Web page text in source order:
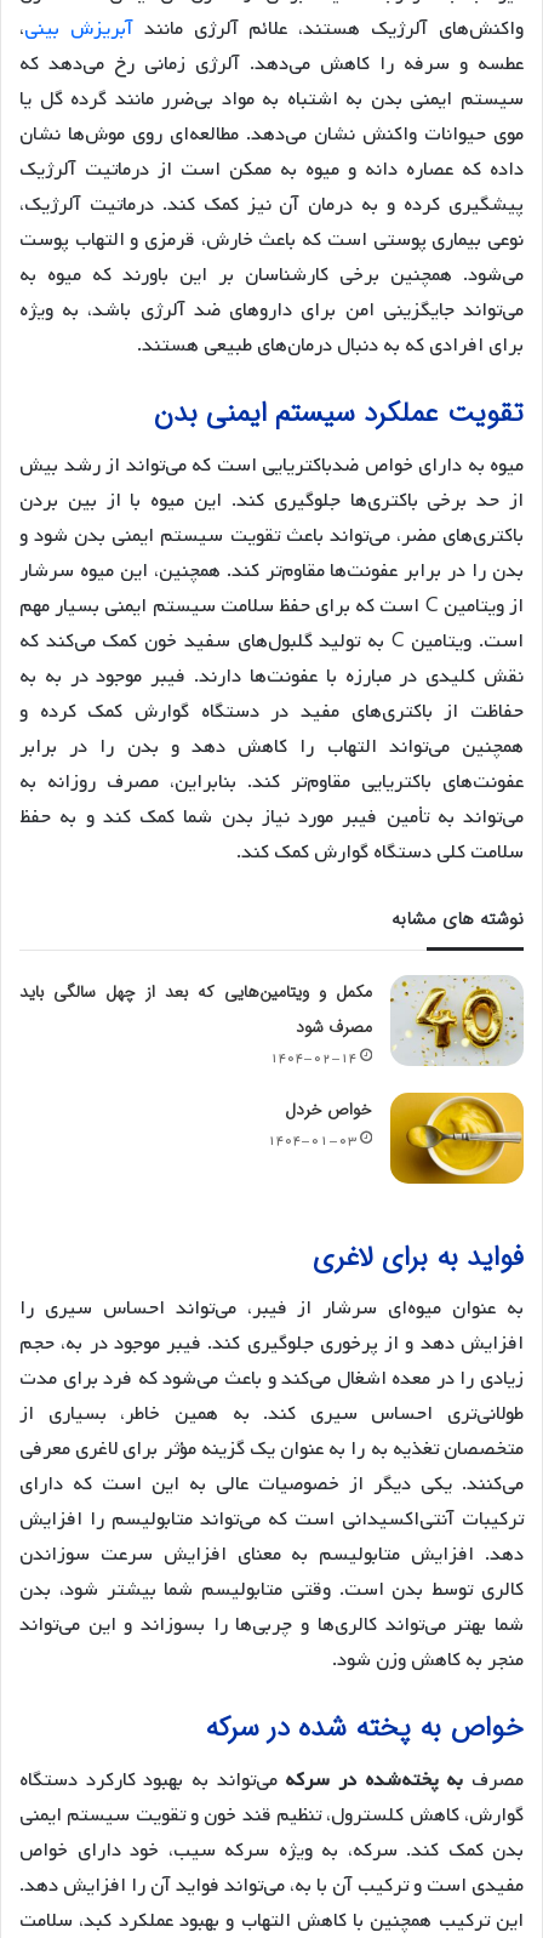
واکنش‌های آلرژیک هستند، علائم آلرژی مانندآبریزش بینی،
عطسه و سرفه را کاهش می‌دهد. آلرژی زمانی رخ می‌دهد که
سیستم ایمنی بدن به اشتباه به مواد بی‌ضرر مانند گرده گل یا
موی حیوانات واکنش نشان می‌دهد. مطالعه‌ای روی موش‌ها نشان
داده که عصاره دانه و میوه به ممکن است از درماتیت آلرژیک
پیشگیری کرده و به درمان آن نیز کمک کند. درماتیت آلرژیک،
نوعی بیماری پوستی است که باعث خارش، قرمزی و التهاب پوست
می‌شود. همچنین برخی کارشناسان بر این باورند که میوه به
می‌تواند جایگزینی امن برای داروهای ضد آلرژی باشد، به ویژه
برای افرادی که به دنبال درمان‌های طبیعی هستند.
تقویت عملکرد سیستم ایمنی بدن
میوه به دارای خواص ضدباکتریایی است که می‌تواند از رشد بیش
از حد برخی باکتری‌ها جلوگیری کند. این میوه با از بین بردن
باکتری‌های مضر، می‌تواند باعث تقویت سیستم ایمنی بدن شود و
بدن را در برابر عفونت‌ها مقاوم‌تر کند. همچنین، این میوه سرشار
از ویتامین C است که برای حفظ سلامت سیستم ایمنی بسیار مهم
است. ویتامین C به تولید گلبول‌های سفید خون کمک می‌کند که
نقش کلیدی در مبارزه با عفونت‌ها دارند. فیبر موجود در به به
حفاظت از باکتری‌های مفید در دستگاه گوارش کمک کرده و
همچنین می‌تواند التهاب را کاهش دهد و بدن را در برابر
عفونت‌های باکتریایی مقاوم‌تر کند. بنابراین، مصرف روزانه به
می‌تواند به تأمین فیبر مورد نیاز بدن شما کمک کند و به حفظ
سلامت کلی دستگاه گوارش کمک کند.
نوشته های مشابه
مکمل و ویتامین‌هایی که بعد از چهل سالگی باید
مصرف شود
۱۴۰۴-۰۲-۱۴
خواص خردل
۱۴۰۴-۰۱-۰۳
فواید به برای لاغری
به عنوان میوه‌ای سرشار از فیبر، می‌تواند احساس سیری را
افزایش دهد و از پرخوری جلوگیری کند. فیبر موجود در به، حجم
زیادی را در معده اشغال می‌کند و باعث می‌شود که فرد برای مدت
طولانی‌تری احساس سیری کند. به همین خاطر، بسیاری از
متخصصان تغذیه به را به عنوان یک گزینه مؤثر برای لاغری معرفی
می‌کنند. یکی دیگر از خصوصیات عالی به این است که دارای
ترکیبات آنتی‌اکسیدانی است که می‌تواند متابولیسم را افزایش
دهد. افزایش متابولیسم به معنای افزایش سرعت سوزاندن
کالری توسط بدن است. وقتی متابولیسم شما بیشتر شود، بدن
شما بهتر می‌تواند کالری‌ها و چربی‌ها را بسوزاند و این می‌تواند
منجر به کاهش وزن شود.
خواص به پخته شده در سرکه
مصرف به پخته‌شده در سرکه می‌تواند به بهبود کارکرد دستگاه
گوارش، کاهش کلسترول، تنظیم قند خون و تقویت سیستم ایمنی
بدن کمک کند. سرکه، به ویژه سرکه سیب، خود دارای خواص
مفیدی است و ترکیب آن با به، می‌تواند فواید آن را افزایش دهد.
این ترکیب همچنین با کاهش التهاب و بهبود عملکرد کبد، سلامت